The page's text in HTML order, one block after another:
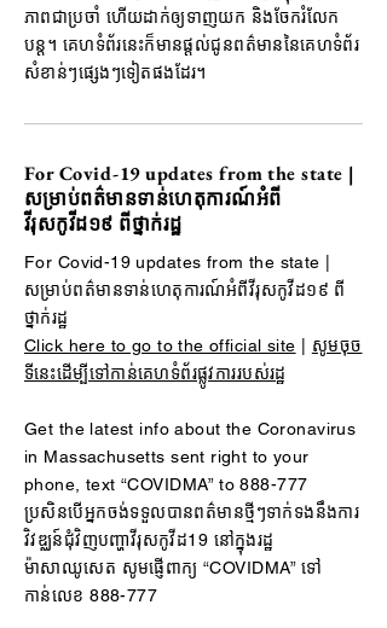
ភាពជាប្រចាំ ហើយដាក់ឲ្យទាញយក និងចែករំលែក
បន្ត។ គេហទំព័រនេះក៏មានផ្តល់ជូនពត៌មាននៃគេហទំព័រ
សំខាន់ៗផ្សេងៗទៀតផងដែរ។
For Covid-19 updates from the state |
សម្រាប់ពត៌មានទាន់ហេតុការណ៍អំពី
វីរុសកូវីដ១៩ ពីថ្នាក់រដ្ឋ
For Covid-19 updates from the state |
សម្រាប់ពត៌មានទាន់ហេតុការណ៍អំពីវីរុសកូវីដ១៩ ពី
ថ្នាក់រដ្ឋ
Click here to go to the official site
សូមចុច
ទីនេះដើម្បីទៅកាន់គេហទំព័រផ្លូវការរបស់រដ្ឋ
Get the latest info about the Coronavirus
in Massachusetts sent right to your
phone, text “COVIDMA” to 888-777
ប្រសិនបើអ្នកចង់ទទួលបានពត៌មានថ្មីៗទាក់ទងនឹងការ
វិវឌ្ឈន៍ជុំវិញបញ្ហាវីរុសកូវីដ19 នៅក្នុងរដ្ឋ
ម៉ាសាឈូសេត សូមផ្ញើពាក្យ “COVIDMA” ទៅ
កាន់លេខ 888-777